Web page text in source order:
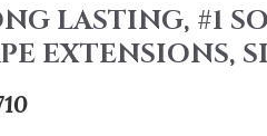
LASTING, #1
EXTENSIONS,